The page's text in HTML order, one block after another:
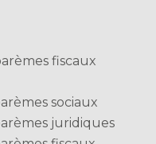
fiscaux
sociaux
juridiques